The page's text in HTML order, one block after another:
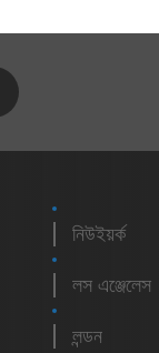
নিউইয়র্ক
লস এঞ্জেলেস
লন্ডন